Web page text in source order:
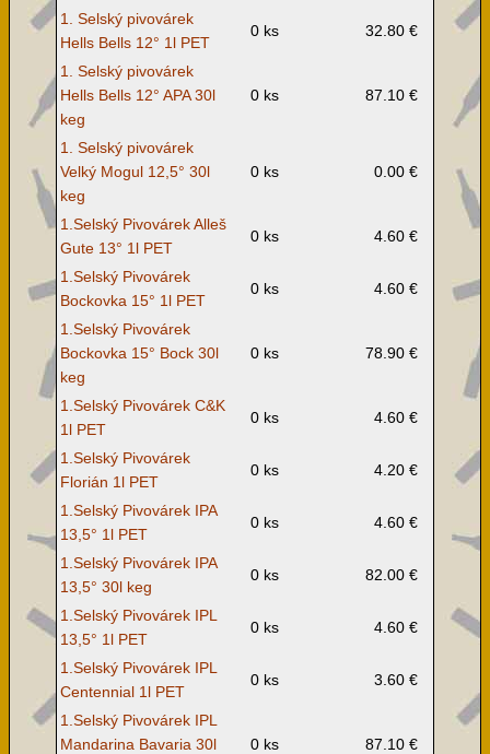
1. Selský pivovárek
Hells Bells 12° 1l PET
0 ks 32.80 €
1. Selský pivovárek
Hells Bells 12° APA 30l
keg
0 ks 87.10 €
1. Selský pivovárek
Velký Mogul 12,5° 30l
keg
0 ks 0.00 €
1.Selský Pivovárek Alleš
Gute 13° 1l PET
0 ks 4.60 €
1.Selský Pivovárek
Bockovka 15° 1l PET
0 ks 4.60 €
1.Selský Pivovárek
Bockovka 15° Bock 30l
keg
0 ks 78.90 €
1.Selský Pivovárek C&K
1l PET
0 ks 4.60 €
1.Selský Pivovárek
Florián 1l PET
0 ks 4.20 €
1.Selský Pivovárek IPA
13,5° 1l PET
0 ks 4.60 €
1.Selský Pivovárek IPA
13,5° 30l keg
0 ks 82.00 €
1.Selský Pivovárek IPL
13,5° 1l PET
0 ks 4.60 €
1.Selský Pivovárek IPL
Centennial 1l PET
0 ks 3.60 €
1.Selský Pivovárek IPL
Mandarina Bavaria 30l
0 ks 87.10 €